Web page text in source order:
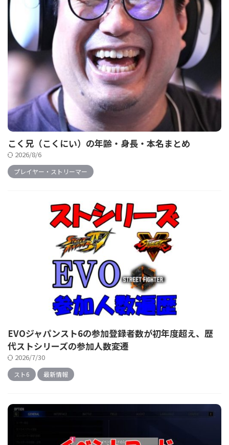
こく兄（こくにい）の年齢・身長・本名まとめ
2026/8/6
プレイヤー・ストリーマー
EVOジャパンスト6の参加登録者数が初年度超え、歴
代ストシリーズの参加人数変遷
2026/7/30
スト6 最新情報